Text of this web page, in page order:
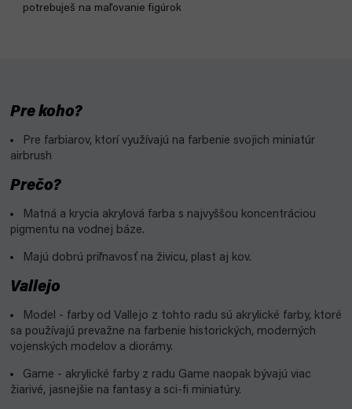
potrebuješ na maľovanie figúrok
Pre koho?
Pre farbiarov, ktorí využívajú na farbenie svojich miniatúr
airbrush
Prečo?
Matná a krycia akrylová farba s najvyššou koncentráciou
pigmentu na vodnej báze.
Majú dobrú priľnavosť na živicu, plast aj kov.
Vallejo
Model - farby od Vallejo z tohto radu sú akrylické farby, ktoré
sa používajú prevažne na farbenie historických, moderných
vojenských modelov a diorámy.
Game - akrylické farby z radu Game naopak bývajú viac
žiarivé, jasnejšie na fantasy a sci-fi miniatúry.